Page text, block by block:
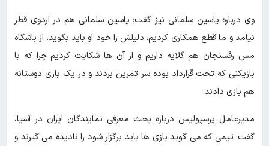
وی درباره یاسین سلمانی نیز گفت: یاسین سلمانی هم در اردوی قطر
نیامد و ما قطع همکاری کردیم. دلیلش را خود او باید بگوید. از باشگاه
مس رفسنجان هم گلایه داریم و از آن ها شکایت کردیم چرا که با
بازیکنی که تحت قرارداد بوده سر تمرین بردند و در یک بازی دوستانه
هم بازی دادند.
مدیرعامل پرسپولیس درباره بحث معرفی نمایندگان ایران در آسیا،
گفت: تیمی که می گوید بازی ها باید برگزار شود را نادیده می گیرند و